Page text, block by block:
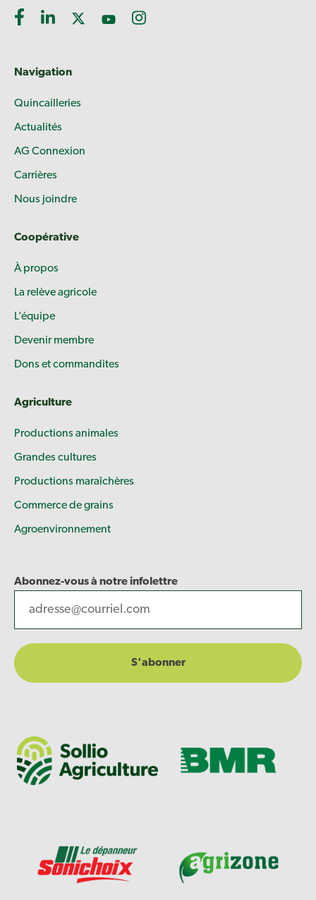
Navigation
Quincailleries
Actualités
AG Connexion
Carrières
Nous joindre
Coopérative
À propos
La relève agricole
L’équipe
Devenir membre
Dons et commandites
Agriculture
Productions animales
Grandes cultures
Productions maraîchères
Commerce de grains
Agroenvironnement
Abonnez-vous à notre infolettre